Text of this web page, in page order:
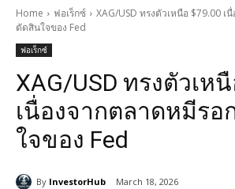
Home ฟอเร็กซ์
XAG/USD ทรงตัวเหนือ $79.00 เ
ตัดสินใจของ Fed
ฟอเร็กซ์
XAG/USD ทรงตัวเห
เนื่องจากตลาดหมีรอ
ใจของ Fed
By InvestorHub March 18, 2026